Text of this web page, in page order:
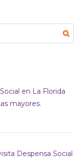
en La Florida
mayores.
Despensa Social